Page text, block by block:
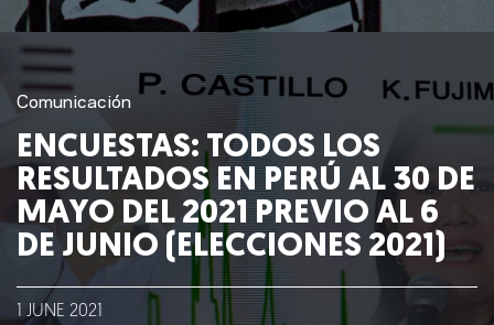
Conversemos
Comunicación
ENCUESTAS: TODOS LOS
RESULTADOS EN PERÚ AL 30 DE
MAYO DEL 2021 PREVIO AL 6
DE JUNIO (ELECCIONES 2021)
JUNE 2021